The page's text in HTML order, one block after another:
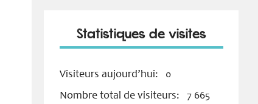
Statistiques de visites
Visiteurs aujourd’hui: 0
Nombre total de visiteurs: 7 665